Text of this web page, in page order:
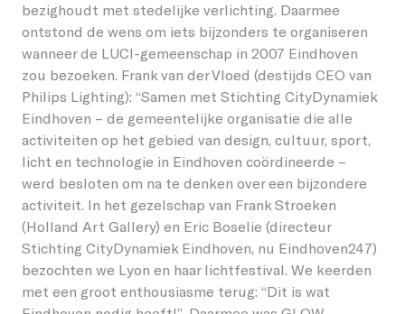
bezighoudt met stedelijke verlichting. Daarmee
ontstond de wens om iets bijzonders te organiseren
wanneer de LUCI-gemeenschap in 2007 Eindhoven
zou bezoeken. Frank van der Vloed (destijds CEO van
Philips Lighting): “Samen met Stichting CityDynamiek
Eindhoven – de gemeentelijke organisatie die alle
activiteiten op het gebied van design, cultuur, sport,
licht en technologie in Eindhoven coördineerde –
werd besloten om na te denken over een bijzondere
activiteit. In het gezelschap van Frank Stroeken
(Holland Art Gallery) en Eric Boselie (directeur
Stichting CityDynamiek Eindhoven, nu Eindhoven247)
bezochten we Lyon en haar lichtfestival. We keerden
met een groot enthousiasme terug: “Dit is wat